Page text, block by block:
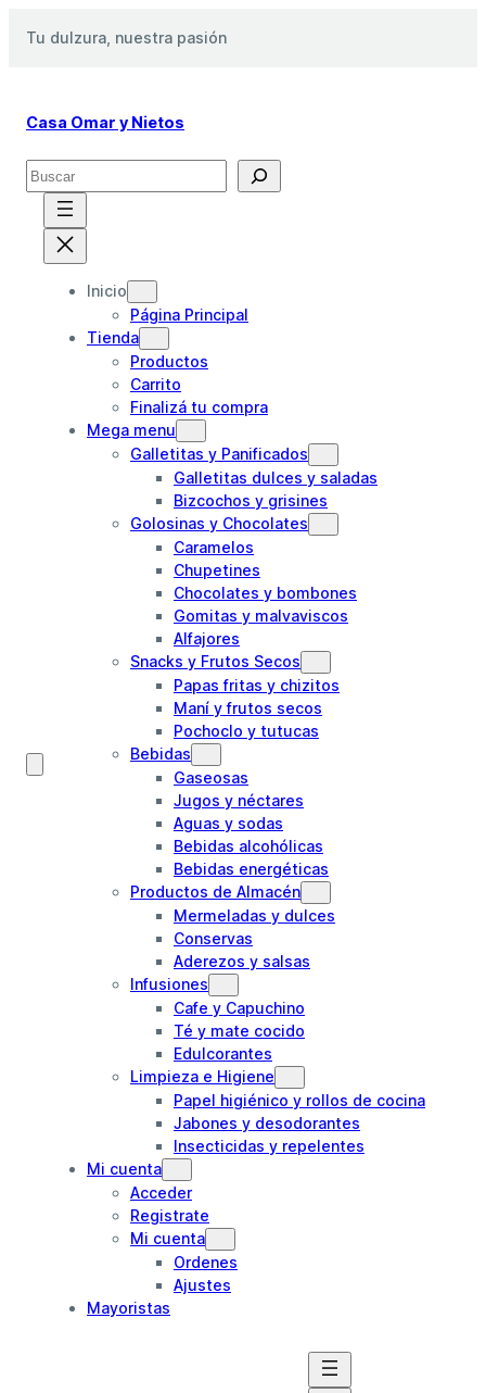
Tu dulzura, nuestra pasión
Casa Omar y Nietos
S
e
Inicio
Página Principal
Tienda
Productos
Carrito
Finalizá tu compra
Mega menu
Galletitas y Panificados
Galletitas dulces y saladas
Bizcochos y grisines
Golosinas y Chocolates
Caramelos
Chupetines
Chocolates y bombones
Gomitas y malvaviscos
Alfajores
Snacks y Frutos Secos
Papas fritas y chizitos
Maní y frutos secos
Pochoclo y tutucas
Bebidas
Gaseosas
Jugos y néctares
Aguas y sodas
Bebidas alcohólicas
Bebidas energéticas
Productos de Almacén
Mermeladas y dulces
Conservas
Aderezos y salsas
Infusiones
Cafe y Capuchino
Té y mate cocido
Edulcorantes
Limpieza e Higiene
Papel higiénico y rollos de cocina
Jabones y desodorantes
Insecticidas y repelentes
Mi cuenta
Acceder
Registrate
Mi cuenta
Ordenes
Ajustes
Mayoristas